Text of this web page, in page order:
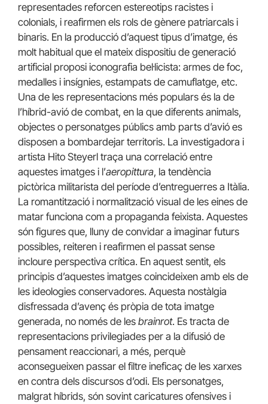
representades reforcen estereotips racistes i
colonials, i reafirmen els rols de gènere patriarcals i
binaris. En la producció d’aquest tipus d’imatge, és
molt habitual que el mateix dispositiu de generació
artificial proposi iconografia bel·licista: armes de foc,
medalles i insígnies, estampats de camuflatge, etc.
Una de les representacions més populars és la de
l’híbrid-avió de combat, en la que diferents animals,
objectes o personatges públics amb parts d’avió es
disposen a bombardejar territoris. La investigadora i
artista Hito Steyerl traça una correlació entre
aquestes imatges i l’aeropittura, la tendència
pictòrica militarista del període d’entreguerres a Itàlia.
La romantització i normalització visual de les eines de
matar funciona com a propaganda feixista. Aquestes
són figures que, lluny de convidar a imaginar futurs
possibles, reiteren i reafirmen el passat sense
incloure perspectiva crítica. En aquest sentit, els
principis d’aquestes imatges coincideixen amb els de
les ideologies conservadores. Aquesta nostàlgia
disfressada d’avenç és pròpia de tota imatge
generada, no només de les brainrot. Es tracta de
representacions privilegiades per a la difusió de
pensament reaccionari, a més, perquè
aconsegueixen passar el filtre ineficaç de les xarxes
en contra dels discursos d’odi. Els personatges,
malgrat híbrids, són sovint caricatures ofensives i